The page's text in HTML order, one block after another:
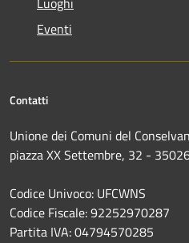
Eventi
Contatti
Unione dei Comuni del
piazza XX Settembre, 32 -
Codice Univoco: UFCWNS
Codice Fiscale: 92252970287
Partita IVA: 04794570285